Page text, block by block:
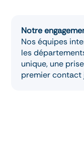
Notre
Nos équipes
les
unique, une
premier contact